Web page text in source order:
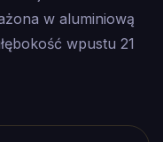
w aluminiową
wpustu 21